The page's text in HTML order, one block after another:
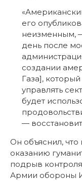
его
неизменным,
день после
создании
Газа],
управлять
будет
—
Он объяснил,
оказанию
подрыв
Армии обороны